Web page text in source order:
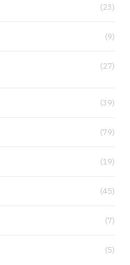
(23)
(9)
(27)
(39)
(79)
(19)
(45)
(7)
(5)